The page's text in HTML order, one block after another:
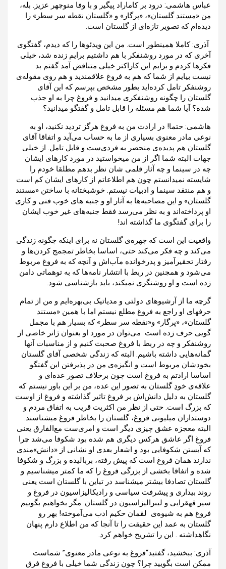
عباس هاشمی: درود بر کاماراد پیگیر و با وفا منوچهر عزیز. بله،
من «مستند گلستان»، «پرگار» و «گلستان نقطه سر سطر» را
دیده‌ام که تصویر تازه‌ای از گلستان است.
آذری: کاملا همینطور است. من این ویدئوها را که دیدم، گفتگوی
آخری که در مورد روشنفکر با هم داشتیم برایم زنده شد، خیلی
فکرها کردم و برایم این کاراکتر خیلی متناقض آمد گفتم بد
نیست بیایم از شما که هم به فروغ علاقمندید و هم روی مقوله‌ی
روشنفکر تامل کرده‌اید بطور مشخص بپرسم که این آقای
گلستان را چگونه روشنفکری میدانید و فروغ چرا به او جذب
شده؟ آیا شما هم مسئله را قابل تامل و گفتگو میدانید؟
هاشمی: حتما! در ارادت من به فروغ هرگز تردید نکنید، او به
نوعی مادر معنوی بسیاری از ما به حساب می‌آید و اتفاقا آقای
گلستان هم پدیده‌ی منحصر به فردی‌ست و قابل تامل. از خیلی
جهات البته شما اگر از من میخواستید در مورد کارهای ایشان
چه در سینما و چه آثار قلمی شان نظر بدهم مطلقا خودم را
شایسته نمیدانستم چون هم اطلاعاتم از کارهای ایشان کم است
و هم منتقد سینما و ادبیات نیستم. خوشبختانه با ساختن «مستند
گلستان» و این مصاحبه‌ها به آثار او و جنبه های خوب فنی و کاری
او پرداخته‌اند و به نظر می‌رسد فقط جنبه‌های غیر خوب ایشان
را برای گفتگوی ما گذاشته اند!
واقعیت این است که چهره‌ی گلستان نه برای اینکه چگونه زندگی
می‌کند و چه فکر می‌کند حتی، اساسا بخاطر تمجمج کردن‌ها و
رفتار تحقیرآمیز و پدرخوانده مآب‌اش و آنچه که به فروغ مربوط
می‌شود و همچنین در ربط با انتشار نامه‌ها که به توهماتی دامن
زده است و او روشنگری نمیکند، باید بازشناسی شود.
گرچه ما از آرشیوهای دولتی و مدیاتیک بی‌بهره‌ایم و من از تمام
حرفهای او راجع به فروغ مطلع نیستم اما با همین «مستند
گلستان»، «پرگار» و«نقطه سر سطر» که بسیار هم با مجمل
گویی حرف زده است می‌توان در مورد او بعنوان ژانر خاصی از
روشنفکر و چه در ربط با فروغ صحبت کنیم و از مناسبات آنها
گمانه‌هایی داشته باشیم. البته که زندگی شخصی آقای گلستان
بخودشان مربوط است و انگیزه‌ی من در پذیرفتن این گفتگو
اساسا ارادتم به فروغ است چون برخلاف تصور عده‌ای و
علاقه‌ی خودِ گلستان به تصور این عده، من بر این باور نیستم که
گلستان به دلیل دانش‌اش بر فروغ تاثیر گذاشته و فروغ از اوست
که بزرگ است. حتی از نظر من اکثریت قریب به اتفاق مردم و
دوستداران میلیونی فروغ، گلستان را بخاطر فروغ میشناسند.
البته معجزه عشق چیزی دیگر است و امری‌ست مع‌الفارق یعنی
فروغ اگر عاشق هرکس دیگری هم شده بود شکوفا می‌شد چرا
که آبستن شکوفایی بود و اشعار بعدی او نشانی از «دانش»مندی
ندارند همان فروغ است که پیش رفته، بربالیده و بزرگ و شکوفا
شده و اتفاقا بخشی از بزرگی فروغ را که ما کمتر میشناسیم و
گلستان تصادفا بیشتر میشناسد در تباین با گلستان است یعنی
روند بیداری و پیشرفت سیاسی و رادیکالیزاسیون در فروغ و
سیر قهقرایی و لیبرالیزاسیون در گلستان. مگر بخواهیم بگوییم
فروغ هم به شیوه‌ی لقمان حکیم ادب می‌آموخته! بهر رو
گلستان به عمد این حقیقت را تا آنجا که من اطلاع دارم پنهان
نگاهداشته . این را تشریح خواهم کرد.
آذری: ببخشید، گفتید“فروغ به نوعی مادر معنوی” شماست
ممکن است بگویید چرا؟ چون زندگی شما خیلی با فروغ فرق